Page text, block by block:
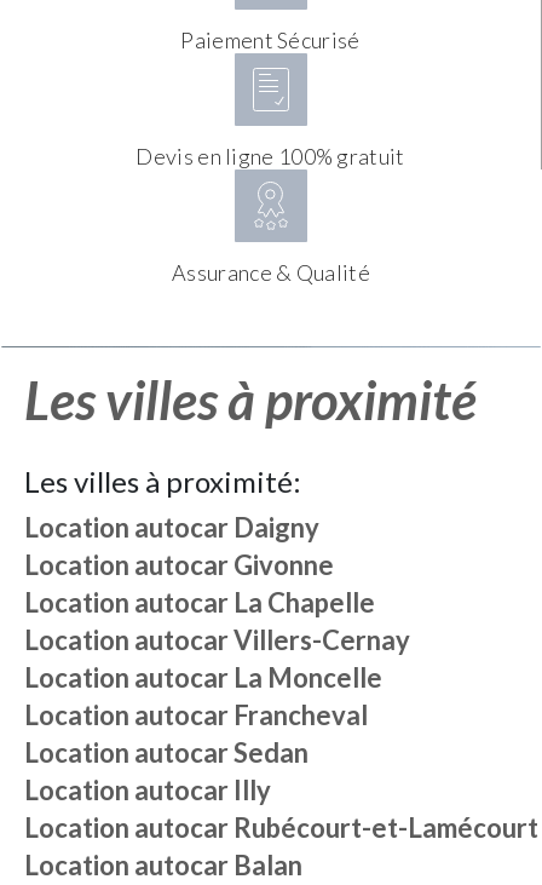
Paiement Sécurisé
Devis en ligne 100% gratuit
Assurance & Qualité
Les villes à proximité
Les villes à proximité:
Location autocar Daigny
Location autocarGivonne
Location autocar La Chapelle
Location autocarVillers-Cernay
Location autocar La Moncelle
Location autocar Francheval
Location autocarSedan
Location autocar Illy
Location autocar Rubécourt-et-Lamécourt
Location autocar Balan